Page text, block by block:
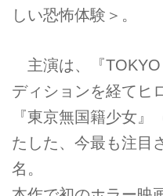
しい恐怖体験＞。
主演は、『TOKYO
ディションを経てヒ
『東京無国籍少女
たした、今最も注目
名。